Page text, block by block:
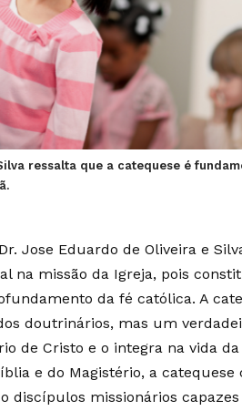
ressalta que a catequese é
Jose Eduardo de Oliveira e
na missão da Igreja, pois
da fé católica. A
doutrinários, mas um
de Cristo e o integra na vida
e do Magistério, a
discípulos missionários